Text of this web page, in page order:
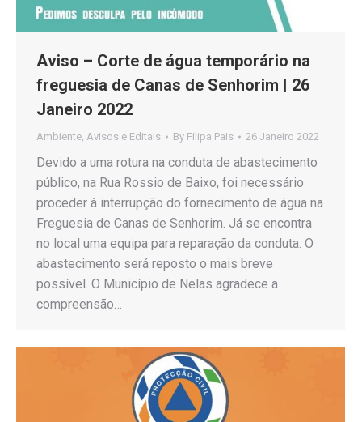
Aviso – Corte de água temporário na
freguesia de Canas de Senhorim | 26
Janeiro 2022
Ambiente Avisos e Editais By Filipa Pais 26 Janeiro 2022
Devido a uma rotura na conduta de abastecimento
público, na Rua Rossio de Baixo, foi necessário
proceder à interrupção do fornecimento de água na
Freguesia de Canas de Senhorim. Já se encontra
no local uma equipa para reparação da conduta. O
abastecimento será reposto o mais breve
possível. O Município de Nelas agradece a
compreensão…